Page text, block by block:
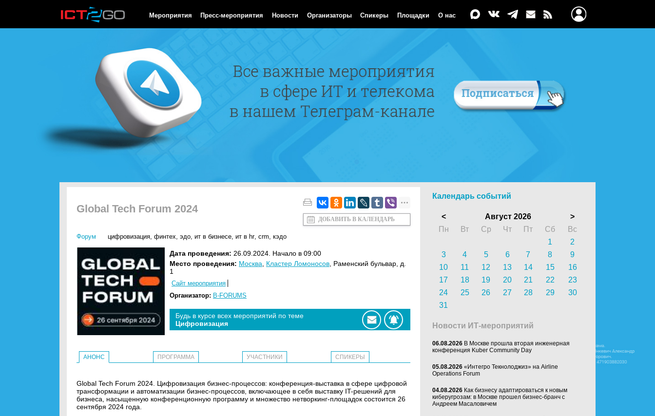
Мероприятия Пресс-мероприятия Новости Организаторы Спикеры Площадки О нас
Global Tech Forum 2024
ДОБАВИТЬ В КАЛЕНДАРЬ
Форум цифровизация, финтех, эдо, ит в бизнесе, ит в hr, crm, кэдо
Дата проведения: 26.09.2024. Начало в 09:00
Место проведения: Москва Кластер Ломоносов , Раменский бульвар, д.
1
Сайт мероприятия
Организатор: B-FORUMS
Будь в курсе всех мероприятий по теме
Цифровизация
АНОНС ПРОГРАММА УЧАСТНИКИ СПИКЕРЫ
Global Tech Forum 2024. Цифровизация бизнес-процессов: конференция-выставка в сфере цифровой
трансформации и автоматизации бизнес-процессов, включающее в себя выставку IT-решений для
бизнеса, насыщенную конференционную программу и множество нетворкинг-площадок состоится 26
сентября 2024 года.
Календарь событий
< Август 2026
>
Пн
Вт Ср Чт Пт Сб
Вс
1
2
3
4 5 6 7 8
9
10
11 12 13 14 15
16
17
18 19 20 21 22
23
24
25 26 27 28 29
30
31
Новости ИТ-мероприятий
06.08.2026 В Москве прошла вторая инженерная
конференция Kuber Community Day
05.08.2026 «Интегро Текнолоджиз» на Airline
Operations Forum
04.08.2026 Как бизнесу адаптироваться к новым
киберугрозам: в Москве прошел бизнес-бранч с
Андреем Масаловичем